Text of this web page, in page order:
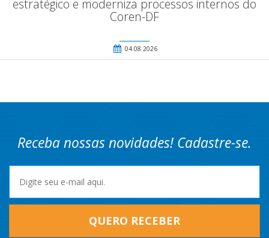
estratégico e moderniza processos internos do
Coren-DF
04.08.2026
Receba nossas novidades! Cadastre-se.
QUERO RECEBER